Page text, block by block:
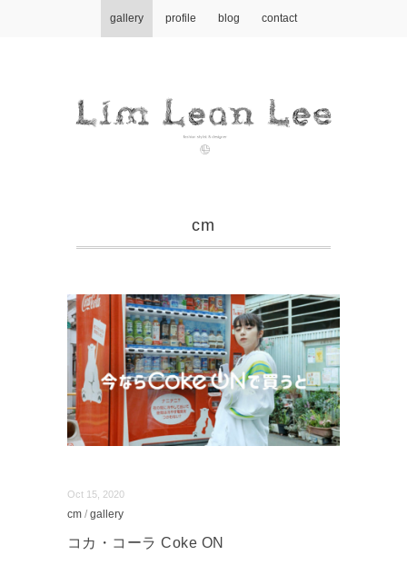
gallery profile blog contact
cm
Oct 15, 2020
cm / gallery
コカ・コーラ Coke ON